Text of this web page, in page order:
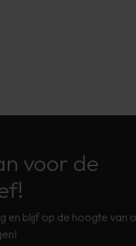
voor de
en blijf op de hoogte van